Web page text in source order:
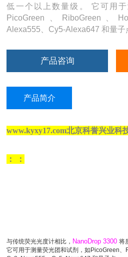
低一个以上数量级。 它可用
PicoGreen、RiboGreen、
Alexa555、Cy5-Alexa647 和量子
产品咨询
产品简介
www.kyxy17.com北京科誉兴业科
： ：
与传统荧光光度计相比， NanoDrop 3300将
它可用于测量荧光团和试剂，如PicoGreen、